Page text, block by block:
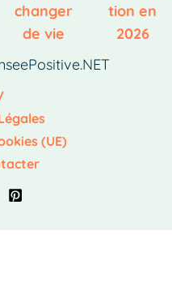
changer
de vie
tion en
2026
(UE)